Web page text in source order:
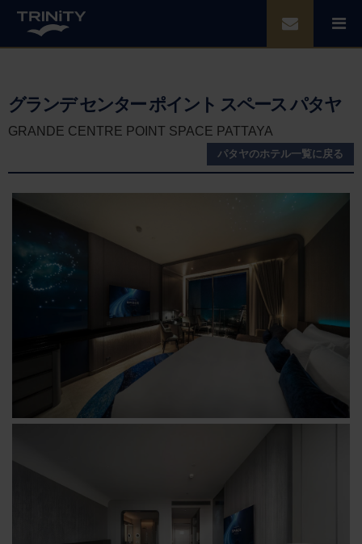
グランデ センター ポイント スペース パタヤ
GRANDE CENTRE POINT SPACE PATTAYA
パタヤのホテル一覧に戻る